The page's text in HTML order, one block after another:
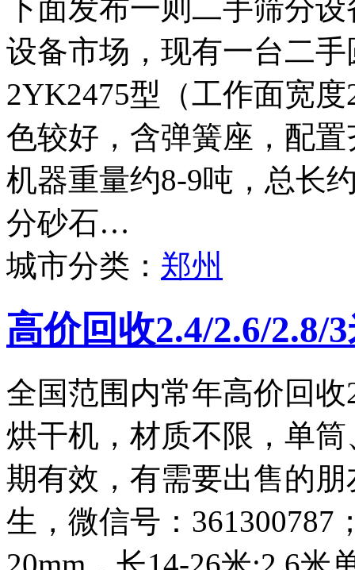
下面发布一则二手筛分
设备市场，现有一台二
2YK2475型（工作面宽
色较好，含弹簧座，配
机器重量约8-9吨，总长
分砂石…
城市分类： 郑州
高价回收2.4/2.6/2.8/
全国范围内常年高价回收
烘干机，材质不限，单
期有效，有需要出售的朋
生，微信号：361300787